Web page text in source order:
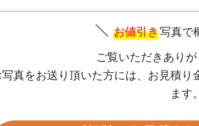
お値引き写真で
ご覧いただきあり
真をお送り頂いた方には、お見積り
ます。